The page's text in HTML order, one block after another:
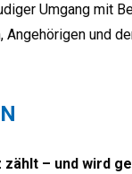
Umgang mit
Angehörigen und
zählt – und wird